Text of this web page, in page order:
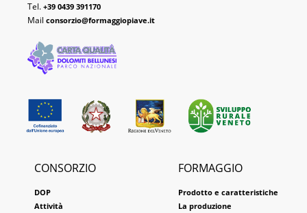
Tel. +39 0439 391170
Mail consorzio@formaggiopiave.it
CONSORZIO
DOP
Attività
FORMAGGIO
Prodotto e caratteristiche
La produzione